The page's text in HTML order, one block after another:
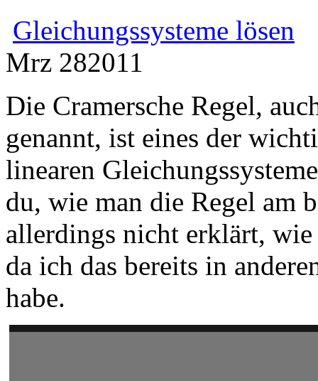
Gleichungssysteme lösen
Mrz 282011
Die Cramersche Regel,
genannt, ist eines der
linearen
du, wie man die Regel am
allerdings nicht erklärt, wie
da ich das bereits in
habe.